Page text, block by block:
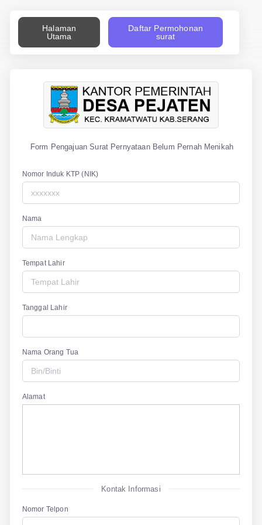
Halaman
Utama
Daftar Permohonan
surat
Form Pengajuan Surat Pernyataan Belum Pernah Menikah
Nomor Induk KTP (NIK)
Nama
Tempat Lahir
Tanggal Lahir
Nama Orang Tua
Alamat
Kontak Informasi
Nomor Telpon